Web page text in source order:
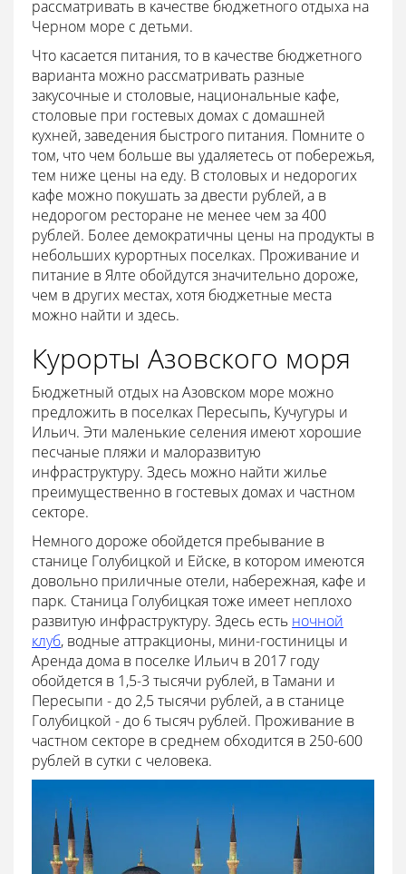
рассматривать в качестве бюджетного отдыха на
Черном море с детьми.
Что касается питания, то в качестве бюджетного
варианта можно рассматривать разные
закусочные и столовые, национальные кафе,
столовые при гостевых домах с домашней
кухней, заведения быстрого питания. Помните о
том, что чем больше вы удаляетесь от побережья,
тем ниже цены на еду. В столовых и недорогих
кафе можно покушать за двести рублей, а в
недорогом ресторане не менее чем за 400
рублей. Более демократичны цены на продукты в
небольших курортных поселках. Проживание и
питание в Ялте обойдутся значительно дороже,
чем в других местах, хотя бюджетные места
можно найти и здесь.
Курорты Азовского моря
Бюджетный отдых на Азовском море можно
предложить в поселках Пересыпь, Кучугуры и
Ильич. Эти маленькие селения имеют хорошие
песчаные пляжи и малоразвитую
инфраструктуру. Здесь можно найти жилье
преимущественно в гостевых домах и частном
секторе.
Немного дороже обойдется пребывание в
станице Голубицкой и Ейске, в котором имеются
довольно приличные отели, набережная, кафе и
парк. Станица Голубицкая тоже имеет неплохо
развитую инфраструктуру. Здесь есть ночной
клуб, водные аттракционы, мини-гостиницы и
Аренда дома в поселке Ильич в 2017 году
обойдется в 1,5-3 тысячи рублей, в Тамани и
Пересыпи - до 2,5 тысячи рублей, а в станице
Голубицкой - до 6 тысяч рублей. Проживание в
частном секторе в среднем обходится в 250-600
рублей в сутки с человека.